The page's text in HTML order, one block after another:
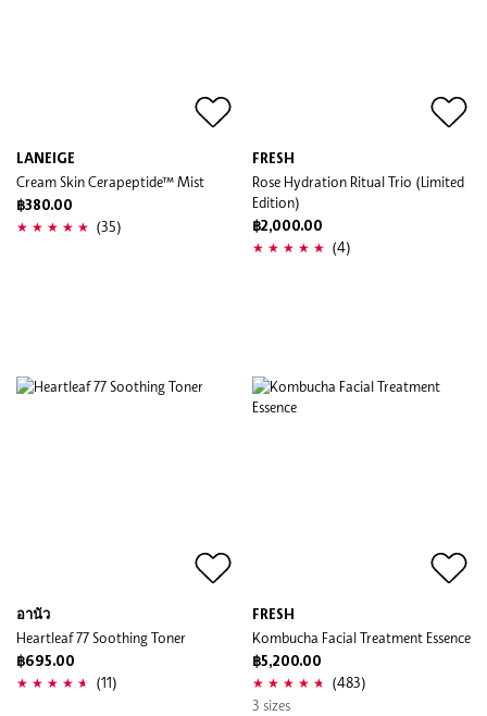
LANEIGE
Cream Skin Cerapeptide™ Mist
฿380.00
(35)
FRESH
Rose Hydration Ritual Trio (Limited
Edition)
฿2,000.00
(4)
อานัว
Heartleaf 77 Soothing Toner
฿695.00
(11)
FRESH
Kombucha Facial Treatment Essence
฿5,200.00
(483)
3 sizes